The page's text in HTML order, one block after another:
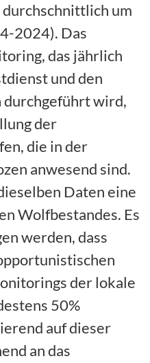
um
2024). Das
das jährlich
und den
wird,
der
die in der
anwesend sind.
Daten eine
Wolfbestandes. Es
werden, dass
der lokale
50%
auf dieser
an das